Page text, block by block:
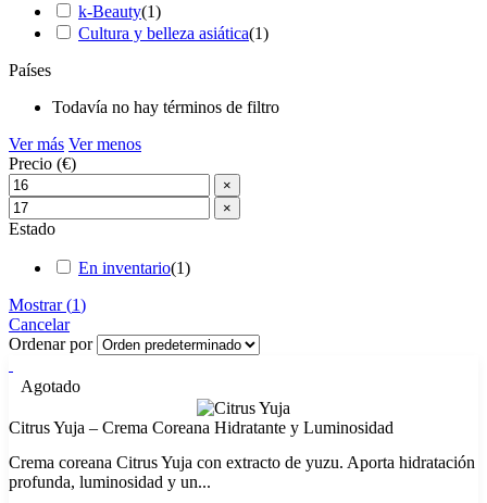
k-Beauty(1)
Cultura y belleza asiática(1)
Países
Todavía no hay términos de filtro
Ver más Ver menos
Precio (€)
×
×
Estado
En inventario(1)
Mostrar(1)
Cancelar
Ordenar por
Agotado
Citrus Yuja – Crema Coreana Hidratante y Luminosidad
Crema coreana Citrus Yuja con extracto de yuzu. Aporta hidratación
profunda, luminosidad y un...